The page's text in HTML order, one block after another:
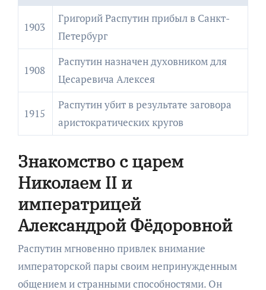
1903
Григорий Распутин прибыл в Санкт-
Петербург
1908
Распутин назначен духовником для
Цесаревича Алексея
1915
Распутин убит в результате заговора
аристократических кругов
Знакомство с царем
Николаем II и
императрицей
Александрой Фёдоровной
Распутин мгновенно привлек внимание
императорской пары своим непринужденным
общением и странными способностями. Он